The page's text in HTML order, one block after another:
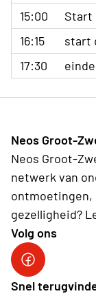
15:00
Start
16:15
start
17:30
einde
Neos Groot-
Neos Groot-
netwerk van
ontmoetingen,
gezelligheid?
Volg ons
Snel